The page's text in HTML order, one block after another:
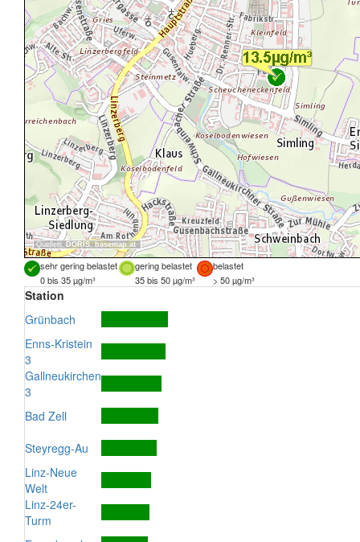
Quellen: DORIS, basemap.at
sehr gering belastet gering belastet
belastet
0 bis 35 µg/m³
35 bis 50 µg/m³ > 50 µg/m³
Station
Grünbach
Enns-Kristein
3
Gallneukirchen
3
Bad Zell
Steyregg-Au
Linz-Neue
Welt
Linz-24er-
Turm